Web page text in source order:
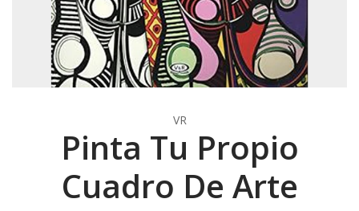
VR
Pinta Tu Propio
Cuadro De Arte